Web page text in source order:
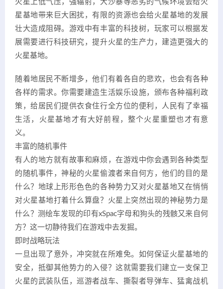
火星上低气压，强辐射，大沙暴等恶劣的气候环境会给火
星基地带来巨大困扰，有限的资源也会给火星基地的发展
壮大造成阻碍。游戏中有丰富的科技树，玩家可以根据发
展需要进行科技研究，提升火星的生产力，建造更强大的
火星基地。
随着地居民不断增多，他们有着各自的悲欢，也会有各种
各样的需求。你需要建造生活娱乐设施，颁布各种福利政
策，给居民们提供衣食住行全方位的便利，人民有了幸福
生活，火星基地才有大好前程，整个火星重塑也才有意
义。
丰富的随机事件
有人的地方就有故事和麻烦，在游戏中你会遇到各种类型
的随机事件，神秘的火星偷渡者来自何方，他们的目的是
什么？地球上形形色色的各种势力又对火星基地又在悄悄
对火星基地打着什么算盘？火星上突然出现的神秘势力是
什么？测绘车发现的印有xSpac字母和狗头的残骸又来自何
方？这一切静待我们在游戏中去发掘。
即时战略玩法
一旦出现了意外，冲突就在所难免。如何保证火星基地的
安全，抵御其他势力的入侵？这就需要我们建立一支保卫
火星的武装队伍，巡游者战车、撕裂者导弹车、猛禽战机